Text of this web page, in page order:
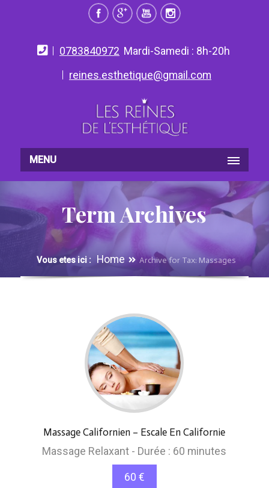
0783840972 Mardi-Samedi : 8h-20h
reines.esthetique@gmail.com
MENU
Term Archives
Vous etes ici : Home Archive for Tax: Massages
Massage Californien – Escale En Californie
Massage Relaxant - Durée : 60 minutes
60 €